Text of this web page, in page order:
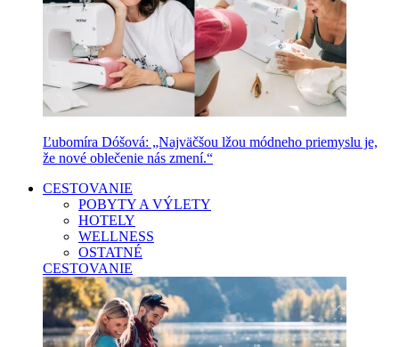
Ľubomíra Dóšová: „Najväčšou lžou módneho priemyslu je,
že nové oblečenie nás zmení.“
CESTOVANIE
POBYTY A VÝLETY
HOTELY
WELLNESS
OSTATNÉ
CESTOVANIE